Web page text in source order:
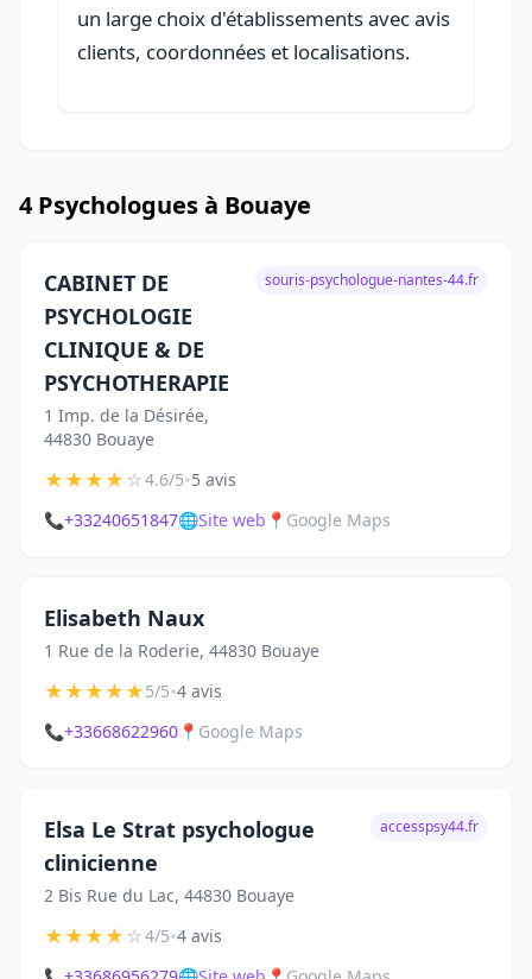
un large choix d'établissements avec avis
clients, coordonnées et localisations.
4 Psychologues à Bouaye
CABINET DE
PSYCHOLOGIE
CLINIQUE & DE
PSYCHOTHERAPIE
1 Imp. de la Désirée,
44830 Bouaye
souris-psychologue-nantes-44.fr
★★★★☆4.6/5•5 avis
📞+33240651847🌐Site web 📍 Google Maps
Elisabeth Naux
1 Rue de la Roderie, 44830 Bouaye
★★★★★5/5•4 avis
📞+33668622960 📍 Google Maps
Elsa Le Strat psychologue
clinicienne
2 Bis Rue du Lac, 44830 Bouaye
accesspsy44.fr
★★★★☆4/5•4 avis